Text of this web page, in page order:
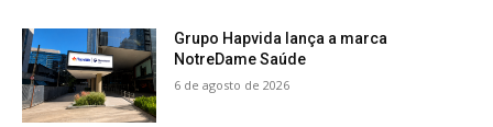
Grupo Hapvida lança a marca
NotreDame Saúde
6 de agosto de 2026